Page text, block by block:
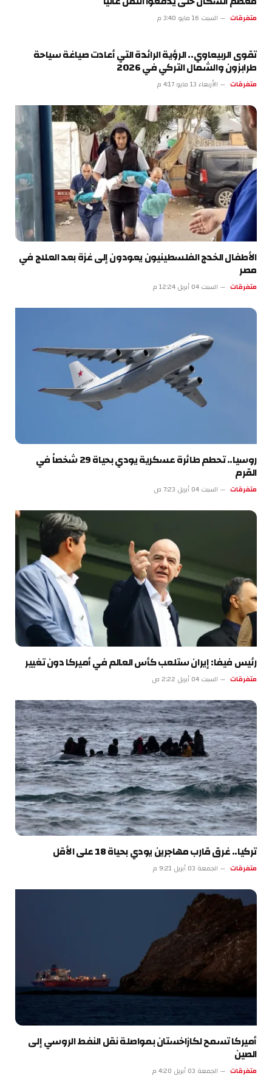
متفرقات السبت 16 مايو 3:40 م
تقوى الربيعاوي.. الرؤية الرائدة التي أعادت صياغة سياحة
طرابزون والشمال التركي في 2026
متفرقات الأربعاء 13 مايو 4:17 م
الأطفال الخدج الفلسطينيون يعودون إلى غزة بعد العلاج في
مصر
متفرقات السبت 04 أبريل 12:24 م
روسيا.. تحطم طائرة عسكرية يودي بحياة 29 شخصاً في
القرم
متفرقات السبت 04 أبريل 7:23 ص
رئيس فيفا: إيران ستلعب كأس العالم في أميركا دون تغيير
متفرقات السبت 04 أبريل 2:22 ص
تركيا.. غرق قارب مهاجرين يودي بحياة 18 على الأقل
متفرقات الجمعة 03 أبريل 9:21 م
أميركا تسمح لكازاخستان بمواصلة نقل النفط الروسي إلى
الصين
متفرقات الجمعة 03 أبريل 4:20 م